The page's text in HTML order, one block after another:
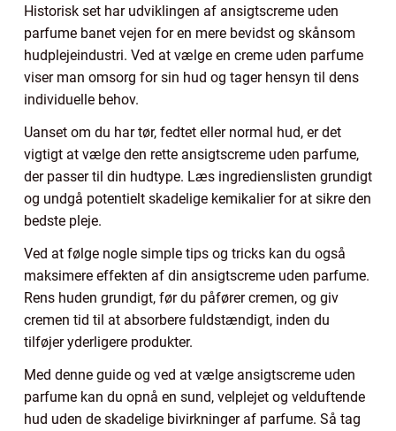
Historisk set har udviklingen af ansigtscreme uden
parfume banet vejen for en mere bevidst og skånsom
hudplejeindustri. Ved at vælge en creme uden parfume
viser man omsorg for sin hud og tager hensyn til dens
individuelle behov.
Uanset om du har tør, fedtet eller normal hud, er det
vigtigt at vælge den rette ansigtscreme uden parfume,
der passer til din hudtype. Læs ingredienslisten grundigt
og undgå potentielt skadelige kemikalier for at sikre den
bedste pleje.
Ved at følge nogle simple tips og tricks kan du også
maksimere effekten af din ansigtscreme uden parfume.
Rens huden grundigt, før du påfører cremen, og giv
cremen tid til at absorbere fuldstændigt, inden du
tilføjer yderligere produkter.
Med denne guide og ved at vælge ansigtscreme uden
parfume kan du opnå en sund, velplejet og velduftende
hud uden de skadelige bivirkninger af parfume. Så tag